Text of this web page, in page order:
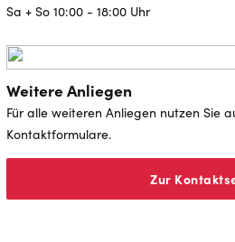
Sa + So 10:00 - 18:00 Uhr
Weitere Anliegen
Für alle weiteren Anliegen nutzen Sie
Kontaktformulare.
Zur